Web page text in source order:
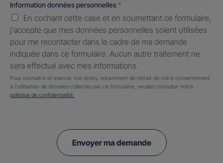
Information données personnelles *
En cochant cette case et en soumettant ce formulaire,
j'accepte que mes données personnelles soient utilisées
pour me recontacter dans le cadre de ma demande
indiquée dans ce formulaire. Aucun autre traitement ne
sera effectué avec mes informations.
Pour connaitre et exercer vos droits, notamment de retrait de votre consentement
à l'utilisation de données collectés par ce formulaire, veuillez consulter notre
politique de confidentialité.
Envoyer ma demande